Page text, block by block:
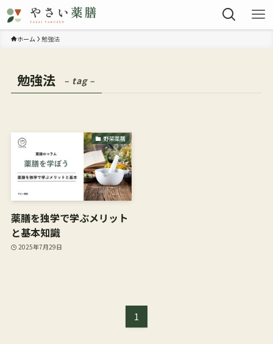
ホーム 勉強法
勉強法 – tag –
野菜薬膳
薬膳を独学で学ぶメリット
と基本知識
2025年7月29日
1